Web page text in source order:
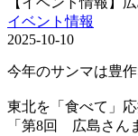
イベント情報
2025-10-10
今年のサンマは豊
東北を「食べて」
「第8回 広島さん